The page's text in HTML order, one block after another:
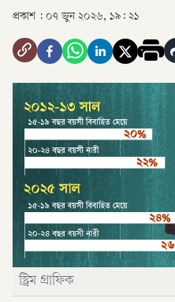
প্রকাশ : ০৭ জুন ২০২৬, ১৯: ২১
স্ট্রিম গ্রাফিক